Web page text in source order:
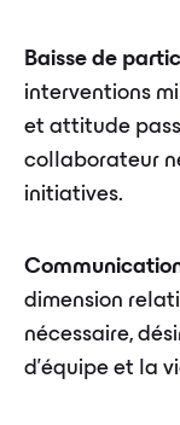
Baisse de
interventions
et attitude
collaborateur
initiatives.
dimension
nécessaire,
d'équipe et la